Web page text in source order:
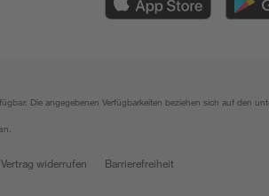
Die angegebenen Verfügbarkeiten beziehen sich auf den
Vertrag widerrufen Barrierefreiheit